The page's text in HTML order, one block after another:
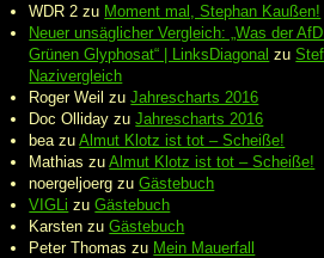
WDR 2 zu Moment mal, Stephan Kaußen!
Neuer unsäglicher Vergleich: „Was der
Grünen Glyphosat“ | LinksDiagonal zu
Nazivergleich
Roger Weil zuJahrescharts 2016
Doc Olliday zuJahrescharts 2016
bea zuAlmut Klotz ist tot – Scheiße!
Mathias zuAlmut Klotz ist tot – Scheiße!
noergeljoerg zuGästebuch
VIGLi zuGästebuch
Karsten zuGästebuch
Peter Thomas zu Mein Mauerfall